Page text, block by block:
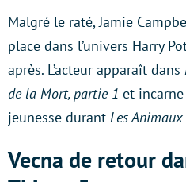
Malgré le raté, Jamie
place dans l’univers Harry
après. L’acteur apparaît dans
de la Mort, partie 1 et
jeunesse durant Les
Vecna de retour